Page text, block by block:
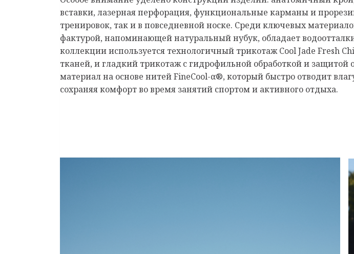
вставки, лазерная перфорация, функциональные карманы и
тренировок, так и в повседневной носке. Среди ключевых
фактурой, напоминающей натуральный нубук, обладает
коллекции используется технологичный трикотаж Cool Jade Fresh
тканей, и гладкий трикотаж с гидрофильной обработкой и
материал на основе нитей FineCool-α®, который быстро отводит
сохраняя комфорт во время занятий спортом и активного отдыха.